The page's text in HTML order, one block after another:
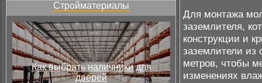
Стройматериалы
Как выбрать наличники для
дверей
Для монтажа
заземлителя,
конструкции и
заземлители из
метров, чтобы
изменениях